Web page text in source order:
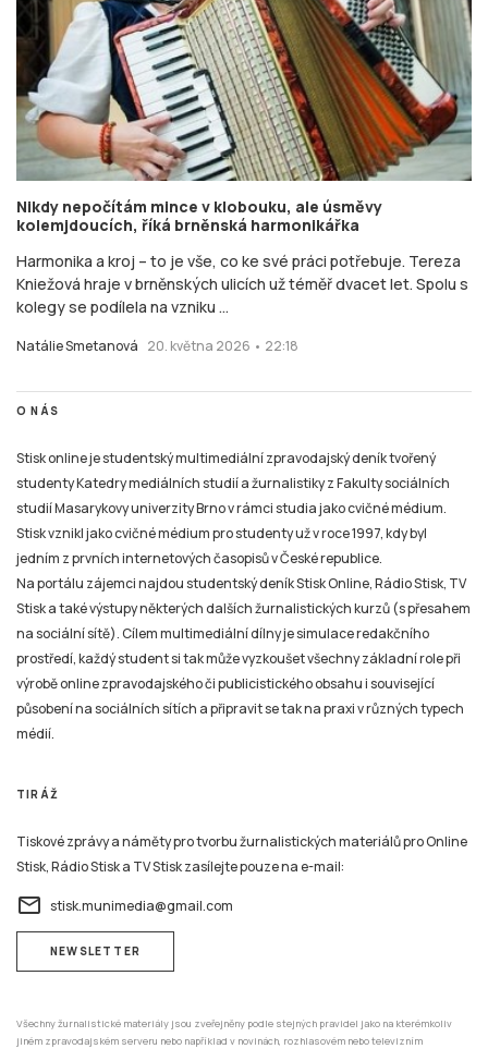
Nikdy nepočítám mince v klobouku, ale úsměvy
kolemjdoucích, říká brněnská harmonikářka
Harmonika a kroj – to je vše, co ke své práci potřebuje. Tereza
Kniežová hraje v brněnských ulicích už téměř dvacet let. Spolu s
kolegy se podílela na vzniku ...
Natálie Smetanová 20. května 2026 • 22:18
O NÁS
Stisk online je studentský multimediální zpravodajský deník tvořený
studenty Katedry mediálních studií a žurnalistiky z Fakulty sociálních
studií Masarykovy univerzity Brno v rámci studia jako cvičné médium.
Stisk vznikl jako cvičné médium pro studenty už v roce 1997, kdy byl
jedním z prvních internetových časopisů v České republice.
Na portálu zájemci najdou studentský deník Stisk Online, Rádio Stisk, TV
Stisk a také výstupy některých dalších žurnalistických kurzů (s přesahem
na sociální sítě). Cílem multimediální dílny je simulace redakčního
prostředí, každý student si tak může vyzkoušet všechny základní role při
výrobě online zpravodajského či publicistického obsahu i související
působení na sociálních sítích a připravit se tak na praxi v různých typech
médií.
TIRÁŽ
Tiskové zprávy a náměty pro tvorbu žurnalistických materiálů pro Online
Stisk, Rádio Stisk a TV Stisk zasílejte pouze na e-mail:
email stisk.munimedia@gmail.com
NEWSLETTER
Všechny žurnalistické materiály jsou zveřejněny podle stejných pravidel jako na kterémkoliv
jiném zpravodajském serveru nebo například v novinách, rozhlasovém nebo televizním